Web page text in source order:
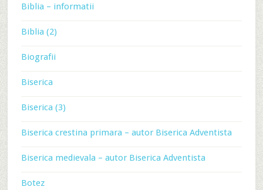
Biblia – informatii
Biblia (2)
Biografii
Biserica
Biserica (3)
Biserica crestina primara – autor Biserica Adventista
Biserica medievala – autor Biserica Adventista
Botez